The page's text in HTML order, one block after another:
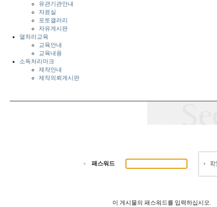
유관기관안내
자료실
포토갤러리
자유게시판
열처리교육
교육안내
교육내용
소독처리마크
제작안내
제작의뢰게시판
패스워드
이 게시물의 패스워드를 입력하십시오.